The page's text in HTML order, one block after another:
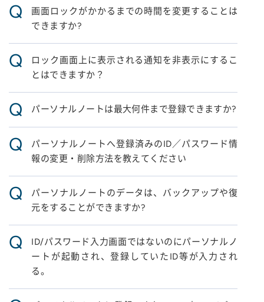
Q
画面ロックがかかるまでの時間を変更することは
できますか?
Q
ロック画面上に表示される通知を非表示にするこ
とはできますか？
Q パーソナルノートは最大何件まで登録できますか?
Q
パーソナルノートへ登録済みのID／パスワード情
報の変更・削除方法を教えてください
Q
パーソナルノートのデータは、バックアップや復
元をすることができますか?
Q
ID/パスワード入力画面ではないのにパーソナルノ
ートが起動され、登録していたID等が入力され
る。